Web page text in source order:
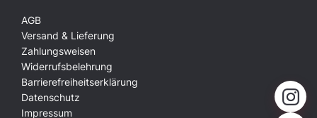
AGB
Versand & Lieferung
Zahlungsweisen
Widerrufsbelehrung
Barrierefreiheitserklärung
Datenschutz
Impressum